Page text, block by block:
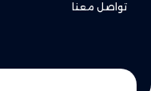
تواصل معنا